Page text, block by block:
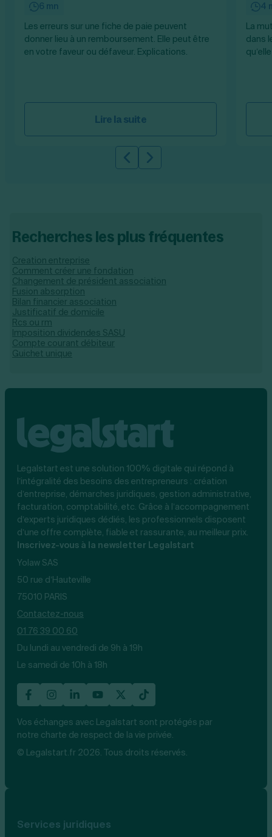
6 mn
Les erreurs sur une fiche de paie peuvent
donner lieu à un remboursement. Elle peut être
en votre faveur ou défaveur. Explications.
Lire la suite
4
La
dans
Slide précédente
Slide suivante
Recherches les plus fréquentes
Creation entreprise
Comment créer une fondation
Changement de président association
Fusion absorption
Bilan financier association
Justificatif de domicile
Rcs ou rm
Imposition dividendes SASU
Compte courant débiteur
Guichet unique
Legalstart est une solution 100% digitale qui répond à
l’intégralité des besoins des entrepreneurs : création
d’entreprise, démarches juridiques, gestion administrative,
facturation, comptabilité, etc. Grâce à l’accompagnement
d’experts juridiques dédiés, les professionnels disposent
d’une offre complète, fiable et rassurante, au meilleur prix.
Inscrivez-vous à la newsletter Legalstart
Yolaw SAS
50 rue d’Hauteville
75010 PARIS
Contactez-nous
01 76 39 00 60
Du lundi au vendredi de 9h à 19h
Le samedi de 10h à 18h
Vos échanges avec Legalstart sont protégés par
notre charte de respect de la vie privée.
© Legalstart.fr 2026. Tous droits réservés.
Services juridiques